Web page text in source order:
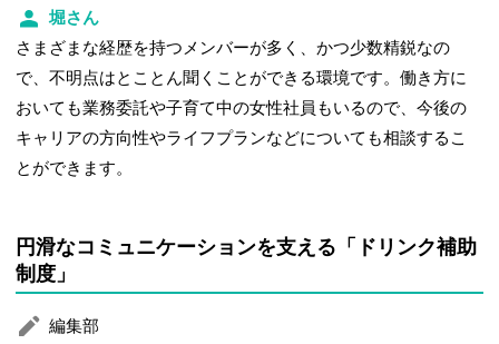
堀さん
さまざまな経歴を持つメンバーが多く、かつ少数精鋭なの
で、不明点はとことん聞くことができる環境です。働き方に
おいても業務委託や子育て中の女性社員もいるので、今後の
キャリアの方向性やライフプランなどについても相談するこ
とができます。
円滑なコミュニケーションを支える「ドリンク補助
制度」
編集部